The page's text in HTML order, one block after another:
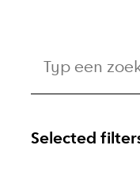
Selected